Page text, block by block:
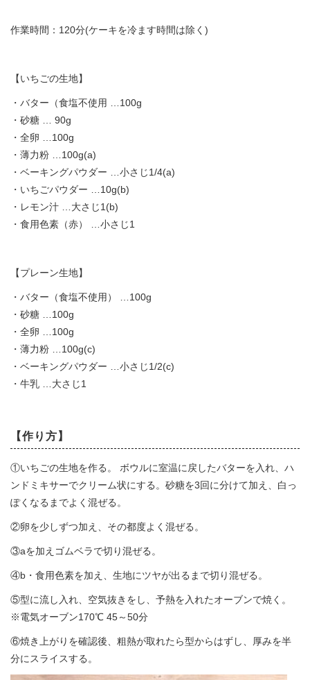
作業時間：120分(ケーキを冷ます時間は除く)
【いちごの生地】
・バター（食塩不使用 …100g
・砂糖 … 90g
・全卵 …100g
・薄力粉 …100g(a)
・ベーキングパウダー …小さじ1/4(a)
・いちごパウダー …10g(b)
・レモン汁 …大さじ1(b)
・食用色素（赤） …小さじ1
【プレーン生地】
・バター（食塩不使用） …100g
・砂糖 …100g
・全卵 …100g
・薄力粉 …100g(c)
・ベーキングパウダー …小さじ1/2(c)
・牛乳 …大さじ1
【作り方】
①いちごの生地を作る。 ボウルに室温に戻したバターを入れ、ハ
ンドミキサーでクリーム状にする。砂糖を3回に分けて加え、白っ
ぽくなるまでよく混ぜる。
②卵を少しずつ加え、その都度よく混ぜる。
③aを加えゴムベラで切り混ぜる。
④b・食用色素を加え、生地にツヤが出るまで切り混ぜる。
⑤型に流し入れ、空気抜きをし、予熱を入れたオーブンで焼く。
※電気オーブン170℃ 45～50分
⑥焼き上がりを確認後、粗熱が取れたら型からはずし、厚みを半
分にスライスする。